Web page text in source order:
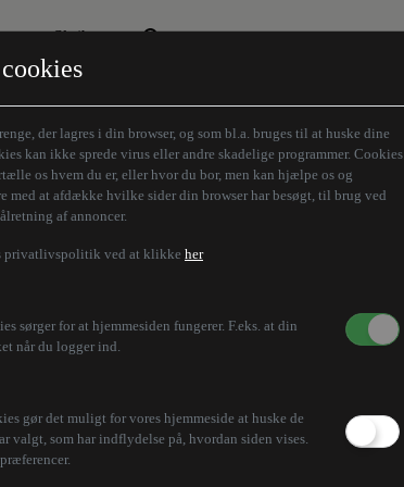
der lagres i din browser, og som bl.a. bruges til at huske dine
kan ikke sprede virus eller andre skadelige programmer. Cookies
os hvem du er, eller hvor du bor, men kan hjælpe os og
med at afdække hvilke sider din browser har besøgt, til brug ved
af annoncer.
privatlivspolitik ved at klikke her
sørger for at hjemmesiden fungerer. F.eks. at din
når du logger ind.
gør det muligt for vores hjemmeside at huske de
valgt, som har indflydelse på, hvordan siden vises.
brille
forfra
Danskere
Skribenter
Z-aksen